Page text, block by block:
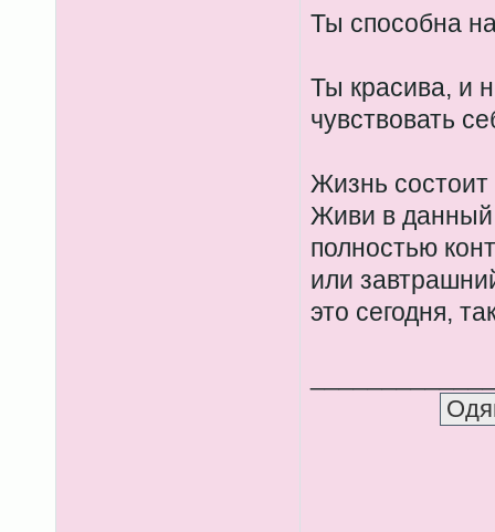
Ты способна
Ты красива, и
чувствовать
Жизнь состоит
Живи в
полностью
или
это сегодня,